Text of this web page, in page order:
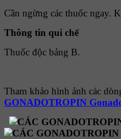
Cần ngừng các thuốc ngay.
Thông tin qui chế
Thuốc độc bảng B.
Tham khảo hình ảnh các
GONADOTROPIN